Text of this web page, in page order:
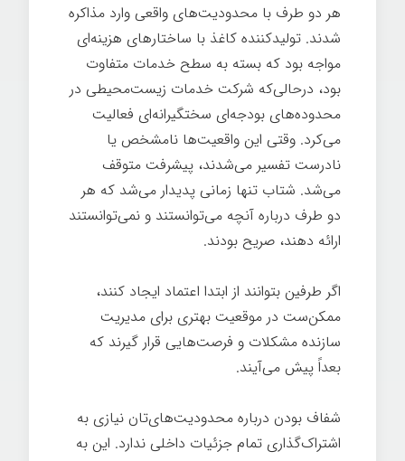
هر دو طرف با محدودیت‌های واقعی وارد مذاکره
شدند. تولیدکننده کاغذ با ساختارهای هزینه‌ای
مواجه بود که بسته به سطح خدمات متفاوت
بود، درحالی‌که شرکت خدمات زیست‌محیطی در
محدوده‌های بودجه‌ای سختگیرانه‌ای فعالیت
می‌کرد. وقتی این واقعیت‌ها نامشخص یا
نادرست تفسیر می‌شدند، پیشرفت متوقف
می‌شد. شتاب تنها زمانی پدیدار می‌شد که هر
دو طرف درباره آنچه می‌توانستند و نمی‌توانستند
ارائه دهند، صریح بودند.
اگر طرفین بتوانند از ابتدا اعتماد ایجاد کنند،
ممکن‌ست در موقعیت بهتری برای مدیریت
سازنده مشکلات و فرصت‌هایی قرار گیرند که
بعداً پیش می‌آیند.
شفاف بودن درباره محدودیت‌های‌تان نیازی به
اشتراک‌گذاری تمام جزئیات داخلی ندارد. این به